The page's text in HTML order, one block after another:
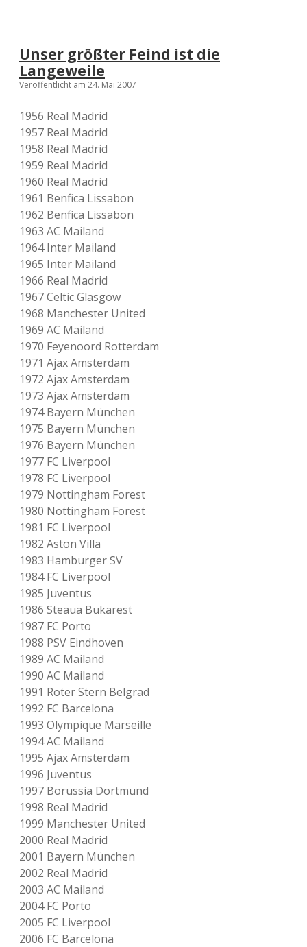
Unser größter Feind ist die
Langeweile
Veröffentlicht am 24. Mai 2007
1956 Real Madrid
1957 Real Madrid
1958 Real Madrid
1959 Real Madrid
1960 Real Madrid
1961 Benfica Lissabon
1962 Benfica Lissabon
1963 AC Mailand
1964 Inter Mailand
1965 Inter Mailand
1966 Real Madrid
1967 Celtic Glasgow
1968 Manchester United
1969 AC Mailand
1970 Feyenoord Rotterdam
1971 Ajax Amsterdam
1972 Ajax Amsterdam
1973 Ajax Amsterdam
1974 Bayern München
1975 Bayern München
1976 Bayern München
1977 FC Liverpool
1978 FC Liverpool
1979 Nottingham Forest
1980 Nottingham Forest
1981 FC Liverpool
1982 Aston Villa
1983 Hamburger SV
1984 FC Liverpool
1985 Juventus
1986 Steaua Bukarest
1987 FC Porto
1988 PSV Eindhoven
1989 AC Mailand
1990 AC Mailand
1991 Roter Stern Belgrad
1992 FC Barcelona
1993 Olympique Marseille
1994 AC Mailand
1995 Ajax Amsterdam
1996 Juventus
1997 Borussia Dortmund
1998 Real Madrid
1999 Manchester United
2000 Real Madrid
2001 Bayern München
2002 Real Madrid
2003 AC Mailand
2004 FC Porto
2005 FC Liverpool
2006 FC Barcelona